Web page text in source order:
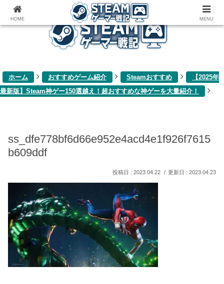
ゲーム関連雑記ブログ
ホーム おすすめゲーム紹介 Steamおすすめ
【2025年
最新版】Steam神ゲー150選越え！超おすすめな神ゲーを大量紹介！
ss_dfe778bf6d66e952e4acd4e1f926f7615
b609ddf
2023.04.22 2023.04.23
HOME MENU